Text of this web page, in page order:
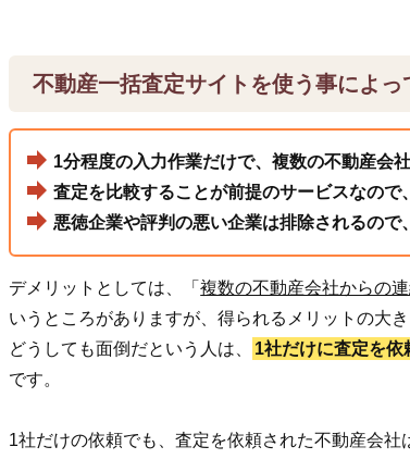
不動産一括査定サイトを使う事によっ
1分程度の入力作業だけで、複数の不動産会
査定を比較することが前提のサービスなので
悪徳企業や評判の悪い企業は排除されるので
デメリットとしては、「複数の不動産会社からの
いうところがありますが、得られるメリットの大
どうしても面倒だという人は、
1社だけに査定を
です。
1社だけの依頼でも、査定を依頼された不動産会